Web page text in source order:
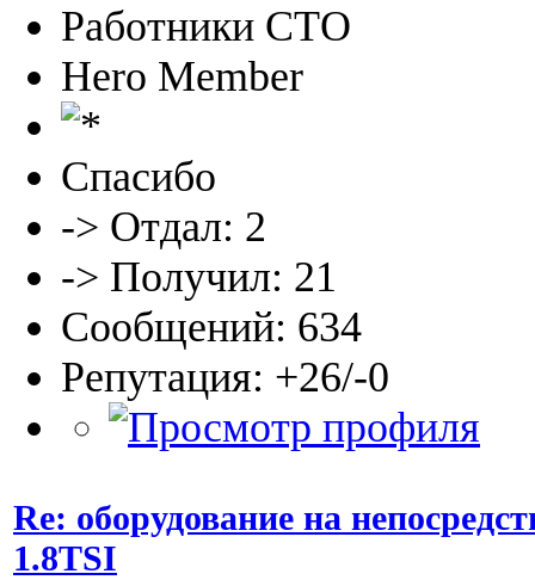
Работники СТО
Hero Member
Спасибо
-> Отдал: 2
-> Получил: 21
Сообщений: 634
Репутация: +26/-0
Re: оборудование на
1.8TSI